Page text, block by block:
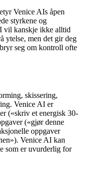
Venice AIs åpen
styrkene og
vil kanskje ikke alltid
ytelse, men det gir deg
seg om kontroll ofte
skissering,
Venice AI er
(«skriv et energisk 30-
(«gjør denne
oppgaver
Venice AI kan
som er uvurderlig for